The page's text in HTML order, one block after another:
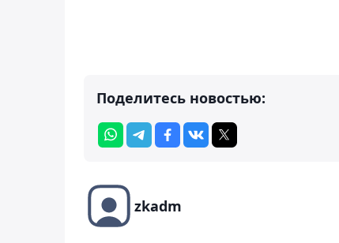
Поделитесь новостью:
zkadm